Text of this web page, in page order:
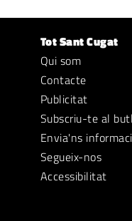
Tot Sant Cugat
Qui som
Contacte
Publicitat
Subscriu-te al
Envia'ns
Segueix-nos
Accessibilitat